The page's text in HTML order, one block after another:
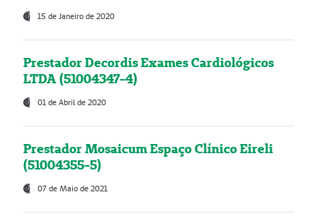
15 de Janeiro de 2020
Prestador Decordis Exames Cardiológicos
LTDA (51004347-4)
01 de Abril de 2020
Prestador Mosaicum Espaço Clínico Eireli
(51004355-5)
07 de Maio de 2021